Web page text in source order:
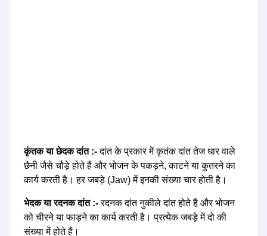
कृंतक या छेदक दांत :-दांत के प्रकार में कृतंक दांत तेज धार वाले
छैनी जैसे चौड़े होते हैं और भोजन के पकड़ने, काटने या कुतरने का
कार्य करती है। हर जबड़े (Jaw) में इनकी संख्या चार होती है।
भेदक या रदनक दांत :-रदनक दांत नुकीले दांत होते हैं और भोजन
को चीरने या फाड़ने का कार्य करती है। प्रत्येक जबड़े में दो की
संख्या में होते हैं।